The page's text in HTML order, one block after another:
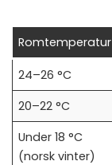
Romtemperatur
24–26 °C
20–22 °C
Under 18 °C
(norsk vinter)